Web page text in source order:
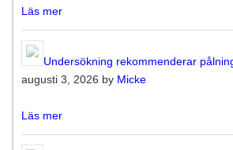
Läs mer
Undersökning rekommenderar
augusti 3, 2026 by Micke
Läs mer